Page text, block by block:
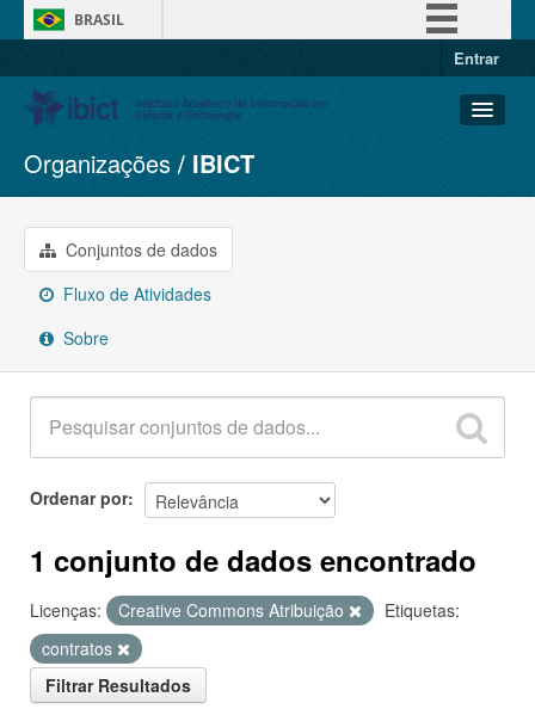
BRASIL
Entrar
Conjuntos de dados
Organizações
Grupos
Sobre
Organizações IBICT
Conjuntos de dados
Fluxo de Atividades
Sobre
Ordenar por
1 conjunto de dados encontrado
Licenças: Creative Commons Atribuição
Etiquetas:
contratos
Filtrar Resultados